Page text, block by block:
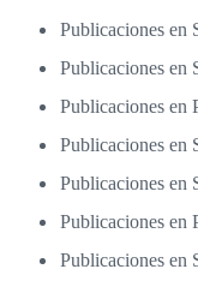
Publicaciones en
Publicaciones en
Publicaciones en
Publicaciones en
Publicaciones en
Publicaciones en
Publicaciones en